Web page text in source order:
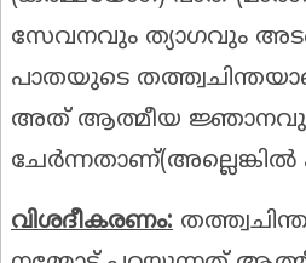
സേവനവും ത്യാഗവും
പാതയുടെ
അത് ആത്മീയ ജ്ഞാനവും
വിശദീകരണം: